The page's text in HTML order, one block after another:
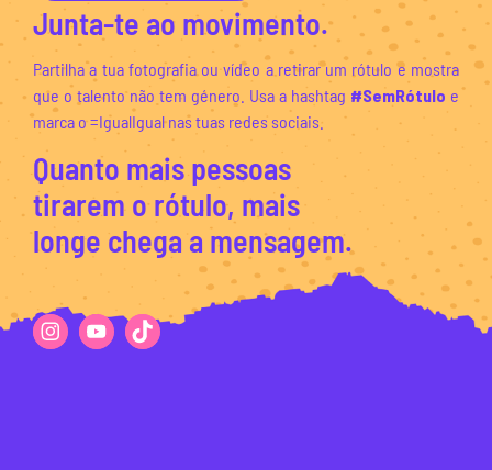
Junta-te ao movimento.
Partilha a tua fotografia ou vídeo a retirar um rótulo e mostra
que o talento não tem género. Usa a hashtag #SemRótulo e
marca o =IgualIgual nas tuas redes sociais.
Quanto mais pessoas
tirarem o rótulo, mais
longe chega a mensagem.